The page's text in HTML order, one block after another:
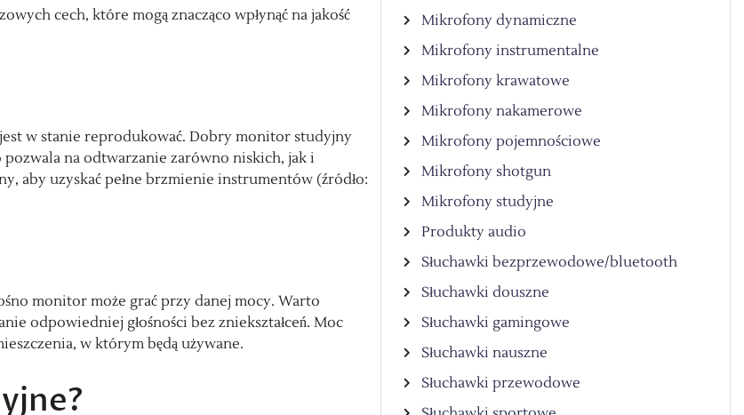
cech, które mogą znacząco wpłynąć na jakość
w stanie reprodukować. Dobry monitor studyjny
na odtwarzanie zarówno niskich, jak i
aby uzyskać pełne brzmienie instrumentów (źródło:
monitor może grać przy danej mocy. Warto
odpowiedniej głośności bez zniekształceń. Moc
w którym będą używane.
Mikrofony dynamiczne
Mikrofony instrumentalne
Mikrofony krawatowe
Mikrofony nakamerowe
Mikrofony pojemnościowe
Mikrofony shotgun
Mikrofony studyjne
Produkty audio
Słuchawki bezprzewodowe/bluetooth
Słuchawki douszne
Słuchawki gamingowe
Słuchawki nauszne
Słuchawki przewodowe